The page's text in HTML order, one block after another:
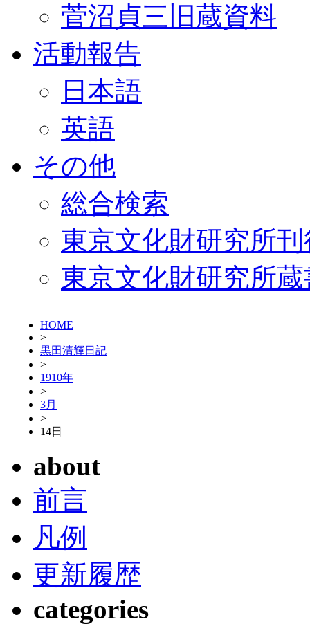
菅沼貞三旧蔵資料
活動報告
日本語
英語
その他
総合検索
東京文化財研究所
東京文化財研究所
HOME
>
黒田清輝日記
>
1910年
>
3月
>
14日
about
前言
凡例
更新履歴
categories